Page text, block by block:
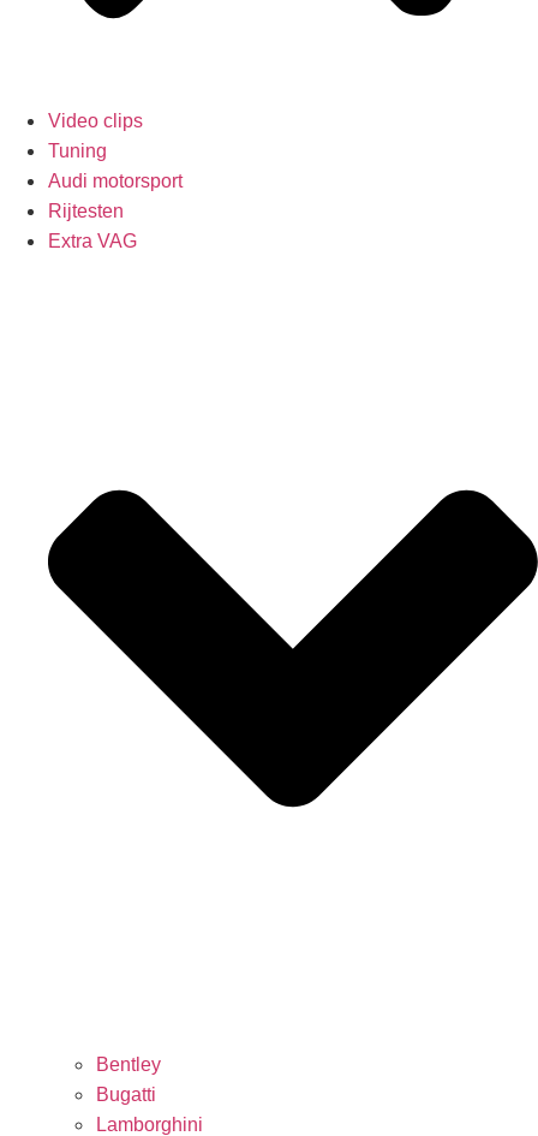
Video clips
Tuning
Audi motorsport
Rijtesten
Extra VAG
Bentley
Bugatti
Lamborghini